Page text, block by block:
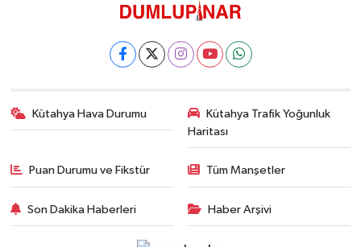
Kütahya Hava Durumu
Kütahya Trafik Yoğunluk
Haritası
Puan Durumu ve Fikstür Tüm Manşetler
Son Dakika Haberleri Haber Arşivi